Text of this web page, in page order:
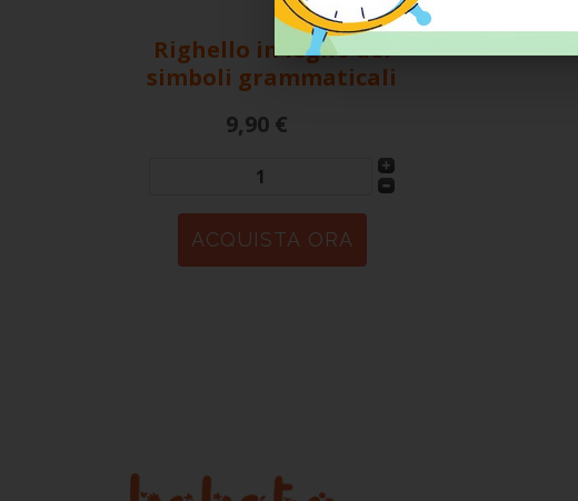
Righello in legno dei
simboli grammaticali
9,90 €